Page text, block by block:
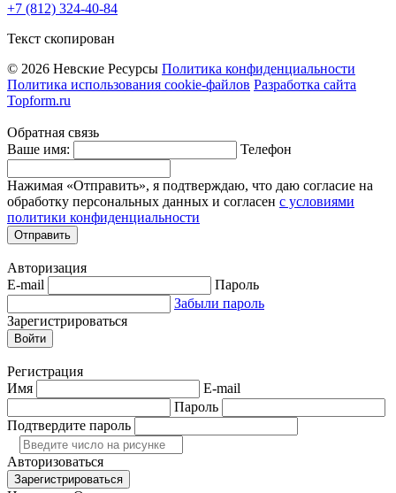
+7 (812) 324-40-84
Текст скопирован
© 2026 Невские Ресурсы Политика конфиденциальности
Политика использования cookie-файлов Разработка сайта
Topform.ru
Обратная связь
Ваше имя:
Телефон
Нажимая «Отправить», я подтверждаю, что даю согласие на
обработку персональных данных и согласен с условиями
политики конфиденциальности
Отправить
Авторизация
E-mail
Пароль
Забыли пароль
Зарегистрироваться
Войти
Регистрация
Имя
E-mail
Пароль
Подтвердите пароль
Авторизоваться
Зарегистрироваться